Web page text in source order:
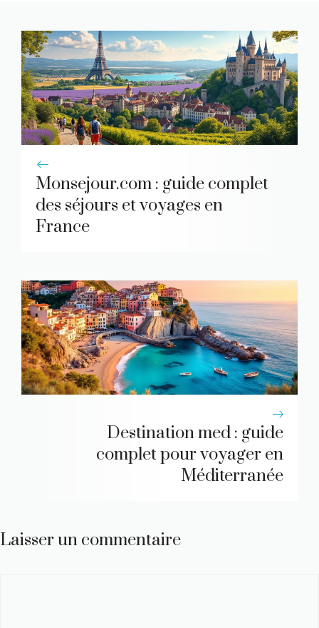
Monsejour.com : guide complet
des séjours et voyages en
France
Destination med : guide
complet pour voyager en
Méditerranée
Laisser un commentaire